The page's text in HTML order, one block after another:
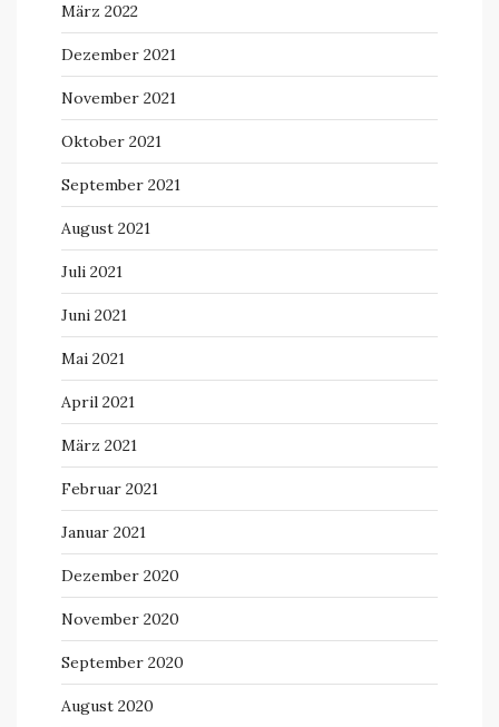
März 2022
Dezember 2021
November 2021
Oktober 2021
September 2021
August 2021
Juli 2021
Juni 2021
Mai 2021
April 2021
März 2021
Februar 2021
Januar 2021
Dezember 2020
November 2020
September 2020
August 2020